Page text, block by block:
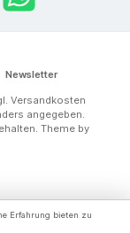
Newsletter
Versandkosten
angegeben.
Theme by
Erfahrung bieten zu